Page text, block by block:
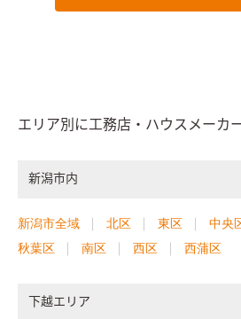
ークに集中できるよう、あえて個室化
エリア別に工務店・ハウスメーカ
新潟市内
新潟市全域 北区 東区 中央
秋葉区
南区 西区 西蒲区
下越エリア